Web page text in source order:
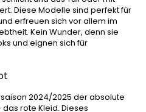
Diese Modelle sind perfekt für
erfreuen sich vor allem im
Kein Wunder, denn sie
und eignen sich für
2024/2025 der absolute
rote Kleid. Dieses